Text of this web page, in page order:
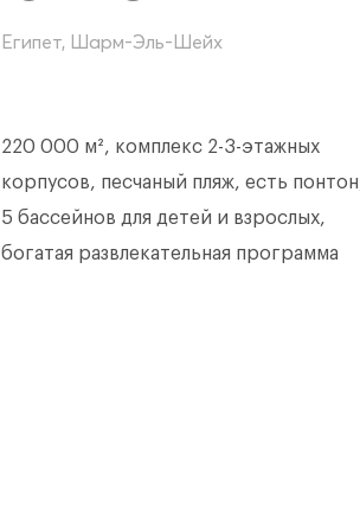
Египет, Шарм-Эль-Шейх
220 000 м², комплекс 2-3-этажных
корпусов, песчаный пляж, есть
5 бассейнов для детей и взрослых,
богатая развлекательная программа